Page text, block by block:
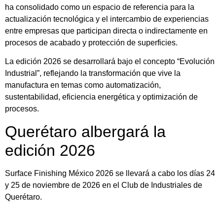
ha consolidado como un espacio de referencia para la
actualización tecnológica y el intercambio de experiencias
entre empresas que participan directa o indirectamente en
procesos de acabado y protección de superficies.
La edición 2026 se desarrollará bajo el concepto “Evolución
Industrial”, reflejando la transformación que vive la
manufactura en temas como automatización,
sustentabilidad, eficiencia energética y optimización de
procesos.
Querétaro albergará la
edición 2026
Surface Finishing México 2026 se llevará a cabo los días 24
y 25 de noviembre de 2026 en el Club de Industriales de
Querétaro.